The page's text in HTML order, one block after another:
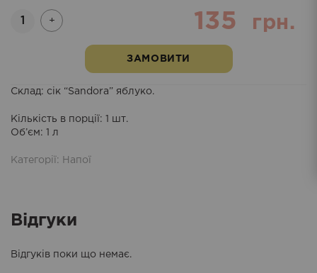
Кількість
+ 135 грн.
ЗАМОВИТИ
Склад: сік “Sandora” яблуко.
Кількість в порції: 1 шт.
Об’єм: 1 л
Категорії: Напої
Відгуки
Відгуків поки що немає.